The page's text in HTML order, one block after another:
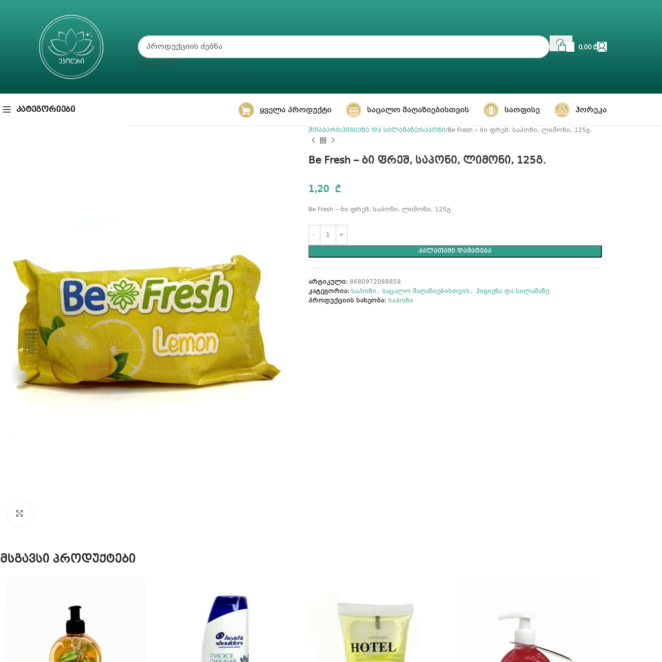
ᲙᲐᲢᲔᲒᲝᲠᲘᲐ
0,00₾
ᲙᲐᲢᲔᲒᲝᲠᲘᲔᲑᲘ ᲧᲕᲔᲚᲐ ᲞᲠᲝᲓᲣᲥᲢᲘ ᲡᲐᲪᲐᲚᲝ ᲛᲐᲦᲐᲖᲘᲔᲑᲘᲡᲗᲕᲘᲡ ᲡᲐᲝᲤᲘᲡᲔ ᲰᲝᲠᲔᲙᲐ
მთავარი ჰიგიენა და სილამაზე საპონი Be Fresh – ბი ფრეშ, საპონი, ლიმონი, 125გ.
Be Fresh – ბი ფრეშ, საპონი, ლიმონი, 125გ.
1,20 ₾
Be Fresh – ბი ფრეშ, საპონი, ლიმონი, 125გ.
ᲙᲐᲚᲐᲗᲐᲨᲘ ᲓᲐᲛᲐᲢᲔᲑᲐ
არტიკული: 8680972088859
კატეგორია: საპონი , საცალო მაღაზიებისთვის , ჰიგიენა და სილამაზე
პროდუქციის სახეობა: საპონი
მსგავსი პროდუქტები